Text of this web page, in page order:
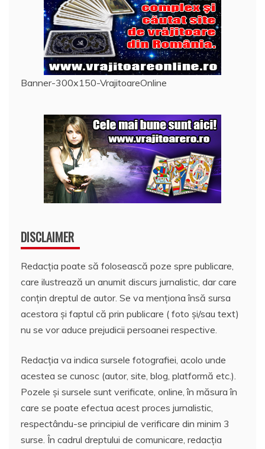
Banner-300x150-VrajitoareOnline
DISCLAIMER
Redacția poate să folosească poze spre publicare,
care ilustrează un anumit discurs jurnalistic, dar care
conțin dreptul de autor. Se va menționa însă sursa
acestora și faptul că prin publicare ( foto și/sau text)
nu se vor aduce prejudicii persoanei respective.
Redacția va indica sursele fotografiei, acolo unde
acestea se cunosc (autor, site, blog, platformă etc.).
Pozele și sursele sunt verificate, online, în măsura în
care se poate efectua acest proces jurnalistic,
respectându-se principiul de verificare din minim 3
surse. În cadrul dreptului de comunicare, redacția